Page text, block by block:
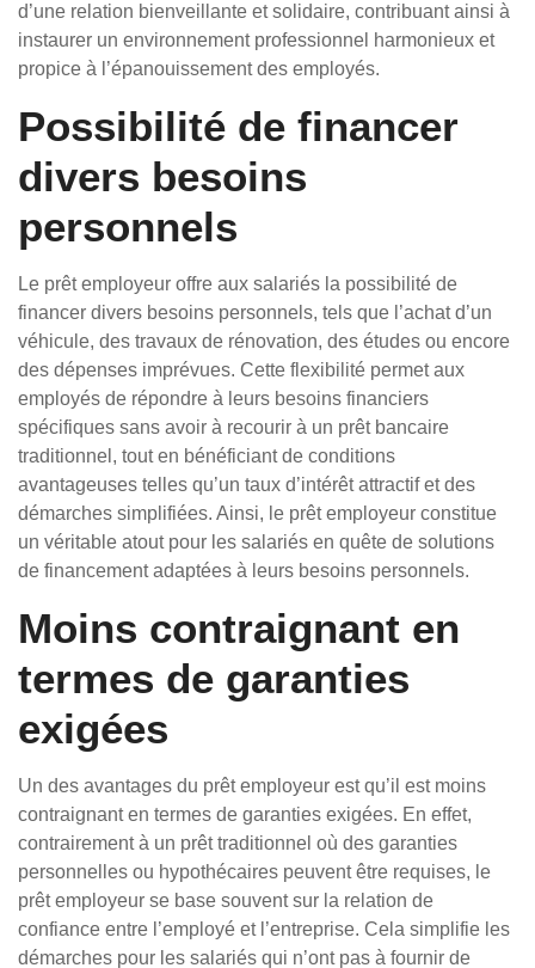
d’une relation bienveillante et solidaire, contribuant ainsi à
instaurer un environnement professionnel harmonieux et
propice à l’épanouissement des employés.
Possibilité de financer
divers besoins
personnels
Le prêt employeur offre aux salariés la possibilité de
financer divers besoins personnels, tels que l’achat d’un
véhicule, des travaux de rénovation, des études ou encore
des dépenses imprévues. Cette flexibilité permet aux
employés de répondre à leurs besoins financiers
spécifiques sans avoir à recourir à un prêt bancaire
traditionnel, tout en bénéficiant de conditions
avantageuses telles qu’un taux d’intérêt attractif et des
démarches simplifiées. Ainsi, le prêt employeur constitue
un véritable atout pour les salariés en quête de solutions
de financement adaptées à leurs besoins personnels.
Moins contraignant en
termes de garanties
exigées
Un des avantages du prêt employeur est qu’il est moins
contraignant en termes de garanties exigées. En effet,
contrairement à un prêt traditionnel où des garanties
personnelles ou hypothécaires peuvent être requises, le
prêt employeur se base souvent sur la relation de
confiance entre l’employé et l’entreprise. Cela simplifie les
démarches pour les salariés qui n’ont pas à fournir de